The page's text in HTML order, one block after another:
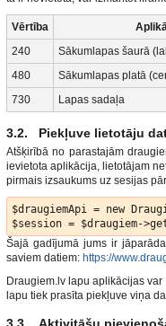
Vērtība
240
Sākumlapas šaurā
480
Sākumlapas platā
730
Lapas sadaļa
3.2. Piekļuve lietotāju
Atšķirībā no parastajām
ievietota aplikācija, lietotājam
pirmais izsaukums uz sesijas
$draugiemApi = new
Šajā gadījumā jums ir
saviem datiem: https://
Draugiem.lv lapu aplikācijas
lapu tiek prasīta piekļuve viņa